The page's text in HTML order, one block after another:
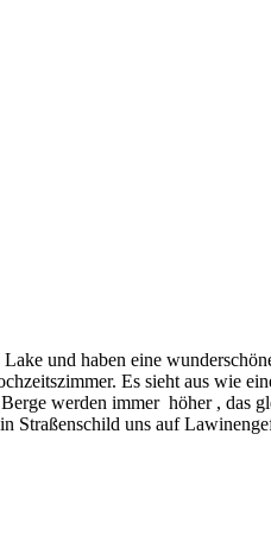
und haben eine
Es sieht aus wie
werden immer höher , das
Straßenschild uns auf